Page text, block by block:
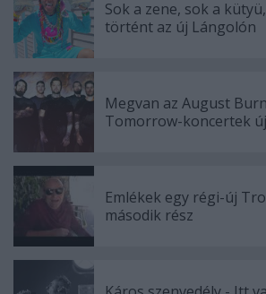
Sok a zene, sok a
történt az új Lángolón
Megvan az August
Tomorrow-koncertek
Emlékek egy régi-új
második rész